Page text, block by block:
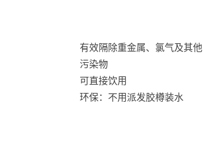
有效隔除重金属、氯气及其他
污染物
可直接饮用
环保：不用派发胶樽装水